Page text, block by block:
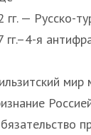
— Русско-
я
мир